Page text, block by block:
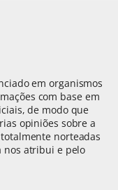
em organismos
com base em
de modo que
opiniões sobre a
norteadas
nos atribui e pelo